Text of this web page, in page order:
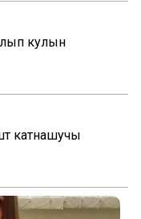
кулын
катнашучы